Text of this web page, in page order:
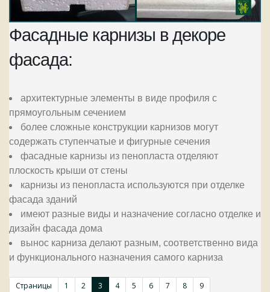
Фасадные карнизы в декоре
фасада:
архитектурные элементы в виде профиля с
прямоугольным сечением
более сложные конструкции карнизов могут
содержать ступенчатые и фигурные сечения
фасадные карнизы из пенопласта отделяют
плоскость крыши от стены
карнизы из пенопласта используются при отделке
фасада зданий
имеют разные виды и назначение согласно отделке и
дизайн фасада дома
вынос карниза делают разным, соответственно вида
и функционального назначения самого карниза
Страницы 1 2 3 4 5 6 7 8 9